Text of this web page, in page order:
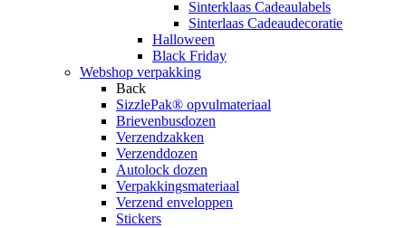
Sinterklaas Cadeaulabels
Sinterlaas Cadeaudecoratie
Halloween
Black Friday
Webshop verpakking
Back
SizzlePak® opvulmateriaal
Brievenbusdozen
Verzendzakken
Verzenddozen
Autolock dozen
Verpakkingsmateriaal
Verzend enveloppen
Stickers